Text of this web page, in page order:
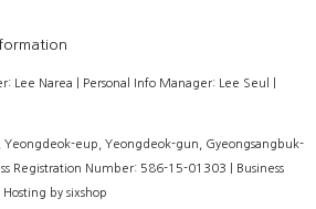
Lee Narea | Personal Info Manager: Lee Seul |
Yeongdeok-eup, Yeongdeok-gun, Gyeongsangbuk-
Registration Number: 586-15-01303 | Business
| Hosting by sixshop